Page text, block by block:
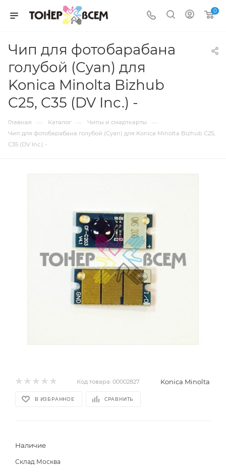
0
Чип для фотобарабана
голубой (Cyan) для
Konica Minolta Bizhub
C25, C35 (DV Inc.) -
Главная — Каталог — Чипы и смарткарты —
Чип для фотобарабана голубой (Cyan) для Konica Minolta Bizhub C25,
C35 (DV Inc.) -
Код товара: 00002827 Konica Minolta
В ИЗБРАННОЕ СРАВНИТЬ
Наличие
Склад Москва